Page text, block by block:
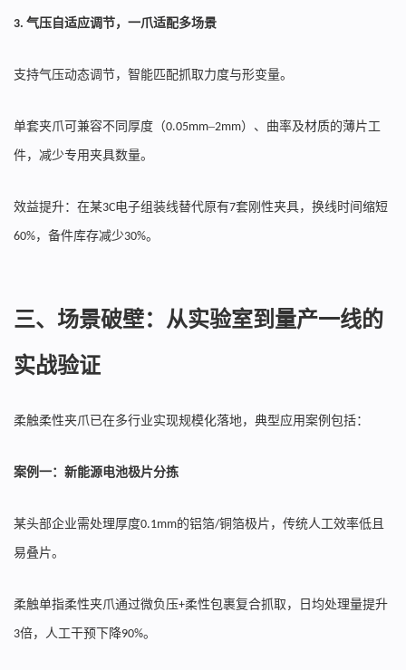
3. 气压自适应调节，一爪适配多场景
支持气压动态调节，智能匹配抓取力度与形变量。
单套夹爪可兼容不同厚度（0.05mm–2mm）、曲率及材质的薄片工
件，减少专用夹具数量。
效益提升：在某3C电子组装线替代原有7套刚性夹具，换线时间缩短
60%，备件库存减少30%。
三、场景破壁：从实验室到量产一线的
实战验证
柔触柔性夹爪已在多行业实现规模化落地，典型应用案例包括：
案例一：新能源电池极片分拣
某头部企业需处理厚度0.1mm的铝箔/铜箔极片，传统人工效率低且
易叠片。
柔触单指柔性夹爪通过微负压+柔性包裹复合抓取，日均处理量提升
3倍，人工干预下降90%。